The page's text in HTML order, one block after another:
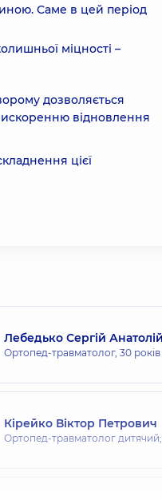
Саме в цей період
міцності –
дозволяється
відновлення
цієї
Лебедько Сергій
Ортопед-травматолог, 30
Кірейко Віктор Петрович
Ортопед-травматолог